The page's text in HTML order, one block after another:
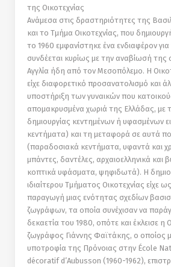
της Οικοτεχνίας
Ανάµεσα στις δραστηριότητες της
και το Τµήµα Οικοτεχνίας, που
το 1960 εµφανίστηκε ένα ενδιαφέρον
συνδέεται κυρίως µε την αναβίωσή της
Αγγλία ήδη από τον Μεσοπόλεµο. Η
είχε διαφορετικό προσανατολισµό και
υποστήριξη των γυναικών που
αποµακρυσµένα χωριά της Ελλάδας, µε
δηµιουργίας κεντηµένων ή υφασµένων
κεντήµατα) και τη µεταφορά σε αυτά
(παραδοσιακά κεντήµατα, υφαντά και
µπάντες, δαντέλες, αρχαιοελληνικά και
κοπτικά υφάσµατα, ψηφιδωτά). Η
ιδιαίτερου Τµήµατος Οικοτεχνίας είχε
παραγωγή µιας ενότητας σχεδίων
ζωγράφων, τα οποία συνέχισαν να
δεκαετία του 1980, οπότε και έκλεισε η
ζωγράφος Γιάννης Φαϊτάκης, ο οποίος
υποτροφία της Πρόνοιας στην École
décoratif d’Aubusson (1960-1962),